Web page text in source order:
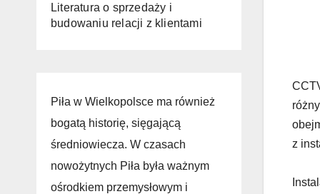
Literatura o sprzedaży i
budowaniu relacji z klientami
Piła w Wielkopolsce ma również
bogatą historię, sięgającą
średniowiecza. W czasach
nowożytnych Piła była ważnym
ośrodkiem przemysłowym i
z